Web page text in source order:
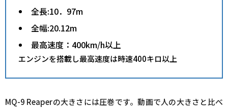
全長:10．97m
全幅:20.12m
最高速度：400km/h以上
エンジンを搭載し最高速度は時速400キロ以上
MQ-9 Reaperの大きさには圧巻です。動画で人の大きさと比べ